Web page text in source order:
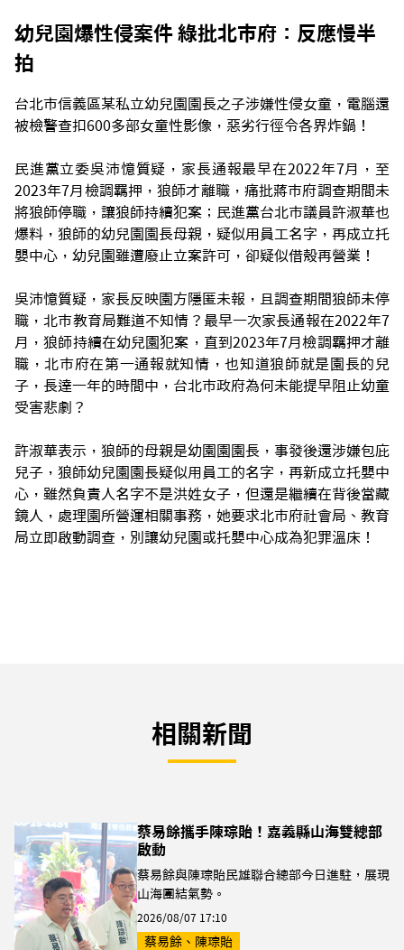
幼兒園爆性侵案件 綠批北市府：反應慢半
拍
台北市信義區某私立幼兒園園長之子涉嫌性侵女童，電腦還
被檢警查扣600多部女童性影像，惡劣行徑令各界炸鍋！
民進黨立委吳沛憶質疑，家長通報最早在2022年7月，至
2023年7月檢調羈押，狼師才離職，痛批蔣市府調查期間未
將狼師停職，讓狼師持續犯案；民進黨台北市議員許淑華也
爆料，狼師的幼兒園園長母親，疑似用員工名字，再成立托
嬰中心，幼兒園雖遭廢止立案許可，卻疑似借殼再營業！
吳沛憶質疑，家長反映園方隱匿未報，且調查期間狼師未停
職，北市教育局難道不知情？最早一次家長通報在2022年7
月，狼師持續在幼兒園犯案，直到2023年7月檢調羈押才離
職，北市府在第一通報就知情，也知道狼師就是園長的兒
子，長達一年的時間中，台北市政府為何未能提早阻止幼童
受害悲劇？
許淑華表示，狼師的母親是幼園園園長，事發後還涉嫌包庇
兒子，狼師幼兒園園長疑似用員工的名字，再新成立托嬰中
心，雖然負責人名字不是洪姓女子，但還是繼續在背後當藏
鏡人，處理園所營運相關事務，她要求北市府社會局、教育
局立即啟動調查，別讓幼兒園或托嬰中心成為犯罪溫床！
相關新聞
蔡易餘攜手陳琮貽！嘉義縣山海雙總部
啟動
蔡易餘與陳琮貽民雄聯合總部今日進駐，展現
山海團結氣勢。
2026/08/07 17:10
蔡易餘、陳琮貽